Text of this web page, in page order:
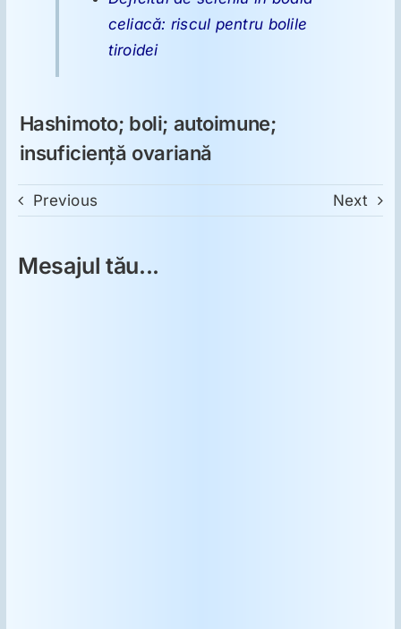
celiacă: riscul pentru bolile
tiroidei
Hashimoto; boli; autoimune;
insuficienţă ovariană
Previous Next
Mesajul tău...